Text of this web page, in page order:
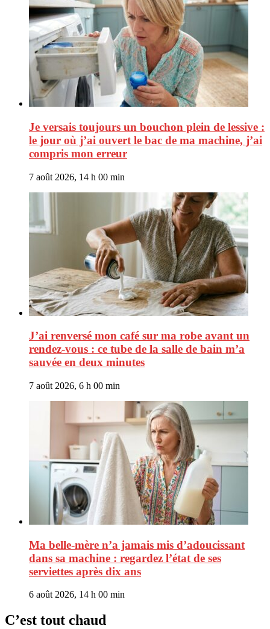
Je versais toujours un bouchon plein de lessive :
le jour où j’ai ouvert le bac de ma machine, j’ai
compris mon erreur
7 août 2026, 14 h 00 min
J’ai renversé mon café sur ma robe avant un
rendez-vous : ce tube de la salle de bain m’a
sauvée en deux minutes
7 août 2026, 6 h 00 min
Ma belle-mère n’a jamais mis d’adoucissant
dans sa machine : regardez l’état de ses
serviettes après dix ans
6 août 2026, 14 h 00 min
C’est tout chaud